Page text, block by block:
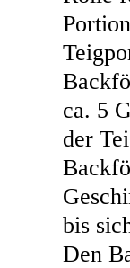
ca. 5
der
bis
Den